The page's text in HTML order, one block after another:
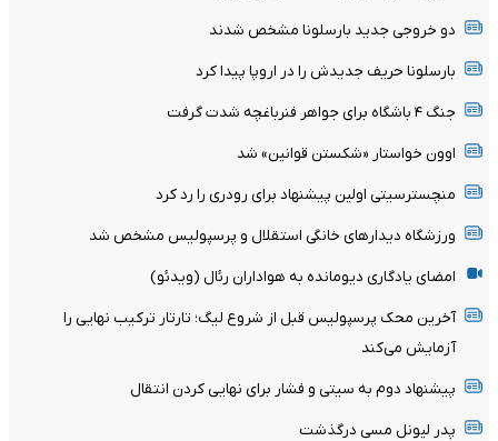
دو خروجی جدید بارسلونا مشخص شدند
بارسلونا حریف جدیدش را در اروپا پیدا کرد
جنگ ۴ باشگاه برای جواهر فنرباغچه شدت گرفت
اوون خواستار «شکستن قوانین» شد
منچسترسیتی اولین پیشنهاد برای رودری را رد کرد
ورزشگاه دیدارهای خانگی استقلال و پرسپولیس مشخص شد
امضای یادگاری دیومانده به هواداران رئال (ویدئو)
آخرین محک پرسپولیس قبل از شروع لیگ؛ تارتار ترکیب نهایی را
آزمایش می‌کند
پیشنهاد دوم به سیتی و فشار برای نهایی کردن انتقال
پدر لیونل مسی درگذشت